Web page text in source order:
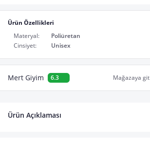
Ürün Özellikleri
Materyal:
Poliüretan
Cinsiyet:
Unisex
Mert Giyim 6.3 Mağazaya git
Ürün Açıklaması